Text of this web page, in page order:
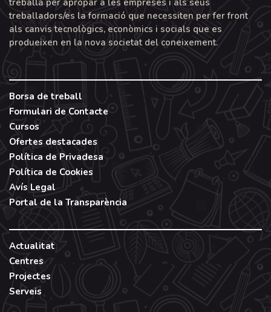
treballa per apropar a les empreses i als seus
treballadors/es la formació que necessiten per fer front
als canvis tecnològics, econòmics i socials que es
produeixen en la nova societat del coneixement.
Borsa de treball
Formulari de Contacte
Cursos
Ofertes destacades
Política de Privadesa
Política de Cookies
Avís Legal
Portal de la Transparència
Actualitat
Centres
Projectes
Serveis